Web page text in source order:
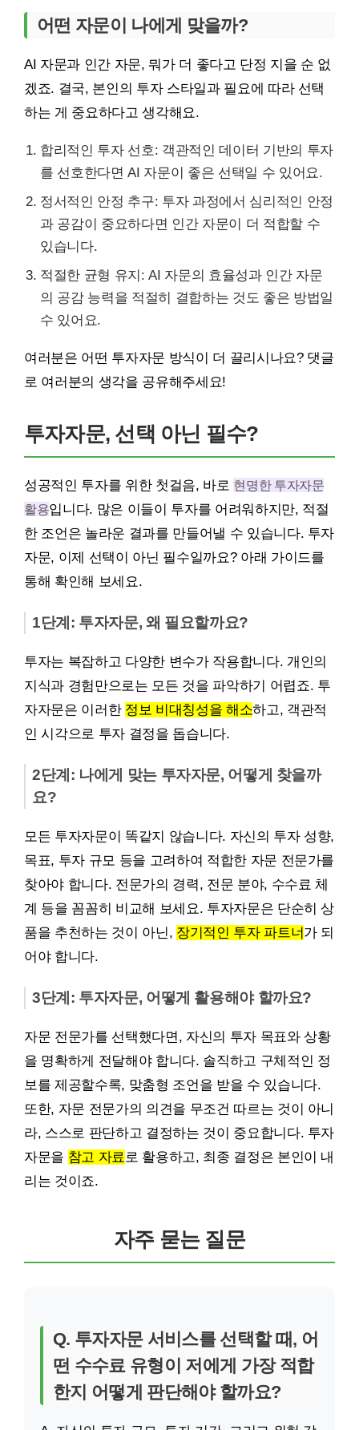
어떤 자문이 나에게 맞을까?
AI 자문과 인간 자문, 뭐가 더 좋다고 단정 지을 순 없
겠죠. 결국, 본인의 투자 스타일과 필요에 따라 선택
하는 게 중요하다고 생각해요.
합리적인 투자 선호: 객관적인 데이터 기반의 투자
를 선호한다면 AI 자문이 좋은 선택일 수 있어요.
정서적인 안정 추구: 투자 과정에서 심리적인 안정
과 공감이 중요하다면 인간 자문이 더 적합할 수
있습니다.
적절한 균형 유지: AI 자문의 효율성과 인간 자문
의 공감 능력을 적절히 결합하는 것도 좋은 방법일
수 있어요.
여러분은 어떤 투자자문 방식이 더 끌리시나요? 댓글
로 여러분의 생각을 공유해주세요!
투자자문, 선택 아닌 필수?
성공적인 투자를 위한 첫걸음, 바로 현명한 투자자문
활용입니다. 많은 이들이 투자를 어려워하지만, 적절
한 조언은 놀라운 결과를 만들어낼 수 있습니다. 투자
자문, 이제 선택이 아닌 필수일까요? 아래 가이드를
통해 확인해 보세요.
1단계: 투자자문, 왜 필요할까요?
투자는 복잡하고 다양한 변수가 작용합니다. 개인의
지식과 경험만으로는 모든 것을 파악하기 어렵죠. 투
자자문은 이러한 정보 비대칭성을 해소하고, 객관적
인 시각으로 투자 결정을 돕습니다.
2단계: 나에게 맞는 투자자문, 어떻게 찾을까
요?
모든 투자자문이 똑같지 않습니다. 자신의 투자 성향,
목표, 투자 규모 등을 고려하여 적합한 자문 전문가를
찾아야 합니다. 전문가의 경력, 전문 분야, 수수료 체
계 등을 꼼꼼히 비교해 보세요. 투자자문은 단순히 상
품을 추천하는 것이 아닌, 장기적인 투자 파트너가 되
어야 합니다.
3단계: 투자자문, 어떻게 활용해야 할까요?
자문 전문가를 선택했다면, 자신의 투자 목표와 상황
을 명확하게 전달해야 합니다. 솔직하고 구체적인 정
보를 제공할수록, 맞춤형 조언을 받을 수 있습니다.
또한, 자문 전문가의 의견을 무조건 따르는 것이 아니
라, 스스로 판단하고 결정하는 것이 중요합니다. 투자
자문을 참고 자료로 활용하고, 최종 결정은 본인이 내
리는 것이죠.
자주 묻는 질문
Q. 투자자문 서비스를 선택할 때, 어
떤 수수료 유형이 저에게 가장 적합
한지 어떻게 판단해야 할까요?